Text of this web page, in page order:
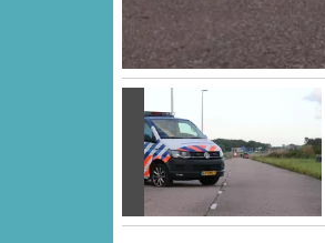
Vorige